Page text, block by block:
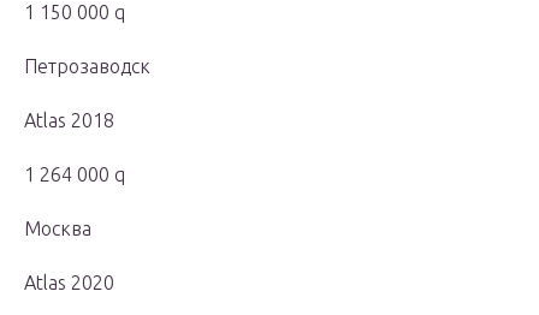
1 150 000 q
Петрозаводск
Atlas 2018
1 264 000 q
Москва
Atlas 2020